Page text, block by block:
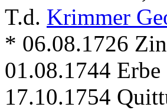
T.d. Krimmer
* 06.08.1726
01.08.1744
17.10.1754